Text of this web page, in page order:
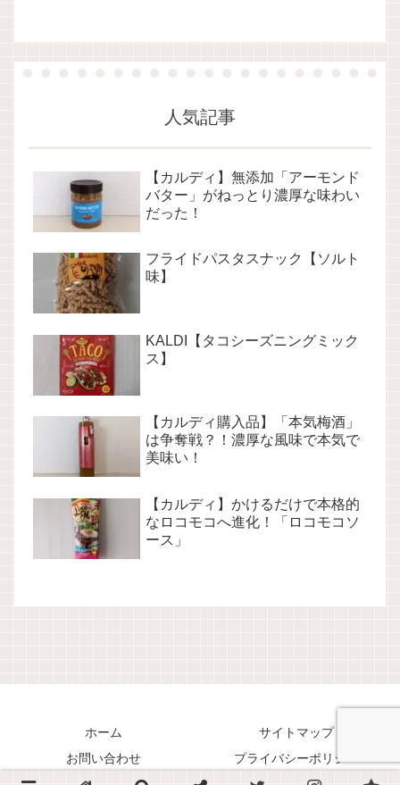
人気記事
【カルディ】無添加「アーモンド
バター」がねっとり濃厚な味わい
だった！
フライドパスタスナック【ソルト
味】
KALDI【タコシーズニングミック
ス】
【カルディ購入品】「本気梅酒」
は争奪戦？！濃厚な風味で本気で
美味い！
【カルディ】かけるだけで本格的
なロコモコへ進化！「ロコモコソ
ース」
ホーム
サイトマップ
お問い合わせ
プライバシーポリシー